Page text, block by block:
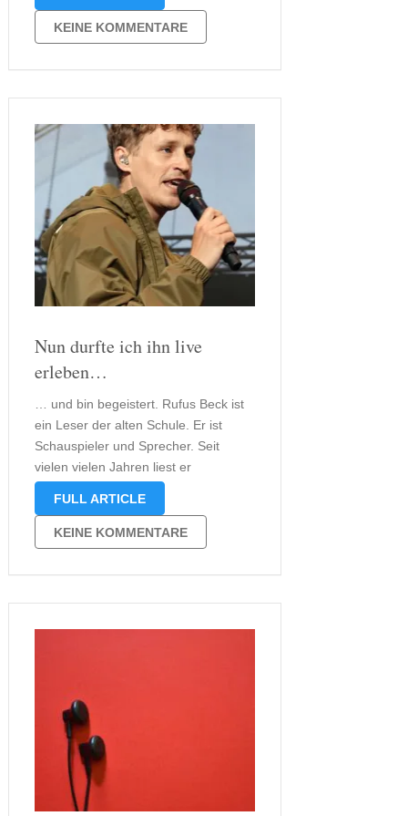
erzählt. An ein Manuskript hielt sich
glaube ich niemand, stattdessen
wurde viel improvisiert. Doch wer die
KEINE KOMMENTARE
Nun durfte ich ihn live
erleben…
… und bin begeistert. Rufus Beck ist
ein Leser der alten Schule. Er ist
Schauspieler und Sprecher. Seit
vielen vielen Jahren liest er
Hörbücher ein und leitet Figuren
liest nicht nur er durchlebt die
Geschichten regelrecht. Über die
Darstellung von …
FULL ARTICLE
KEINE KOMMENTARE